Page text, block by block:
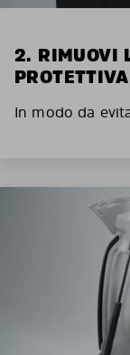
2. RIMUOVI
PROTETTIVA
In modo da